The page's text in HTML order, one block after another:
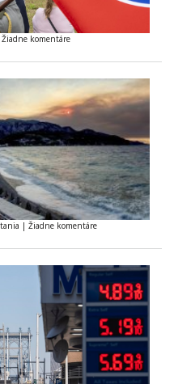
Žiadne komentáre
| Žiadne komentáre